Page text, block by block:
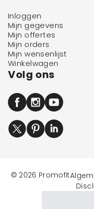
Inloggen
Mijn gegevens
Mijn offertes
Mijn orders
Mijn wensenlijst
Winkelwagen
Volg ons
© 2026 Promofit